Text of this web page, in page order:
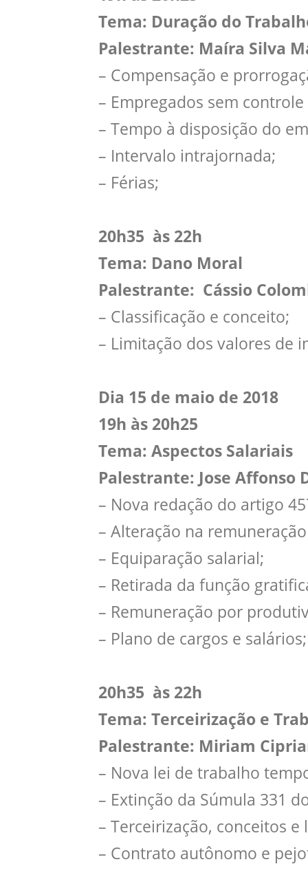
Tema: Duração do
Palestrante: Maíra Silva
– Compensação e
– Empregados sem
– Tempo à disposição do
– Intervalo intrajornada;
– Férias;
20h35 às 22h
Tema: Dano Moral
Palestrante: Cássio
– Classificação e conceito;
– Limitação dos valores de
Dia 15 de maio de 2018
19h às 20h25
Tema: Aspectos Salariais
Palestrante: Jose Affonso
– Nova redação do artigo
– Alteração na
– Equiparação salarial;
– Retirada da função
– Remuneração por
– Plano de cargos e salários;
20h35 às 22h
Tema: Terceirização e
Palestrante: Miriam
– Nova lei de trabalho
– Extinção da Súmula 331
– Terceirização, conceitos e
– Contrato autônomo e